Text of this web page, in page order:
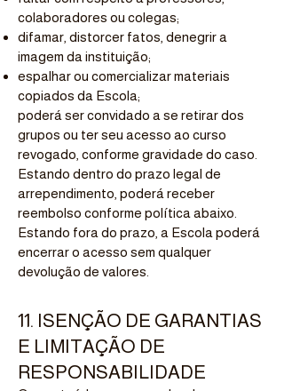
colaboradores ou colegas;
difamar, distorcer fatos, denegrir a
imagem da instituição;
espalhar ou comercializar materiais
copiados da Escola;
poderá ser convidado a se retirar dos
grupos ou ter seu acesso ao curso
revogado, conforme gravidade do caso.
Estando dentro do prazo legal de
arrependimento, poderá receber
reembolso conforme política abaixo.
Estando fora do prazo, a Escola poderá
encerrar o acesso sem qualquer
devolução de valores.
11. ISENÇÃO DE GARANTIAS
E LIMITAÇÃO DE
RESPONSABILIDADE